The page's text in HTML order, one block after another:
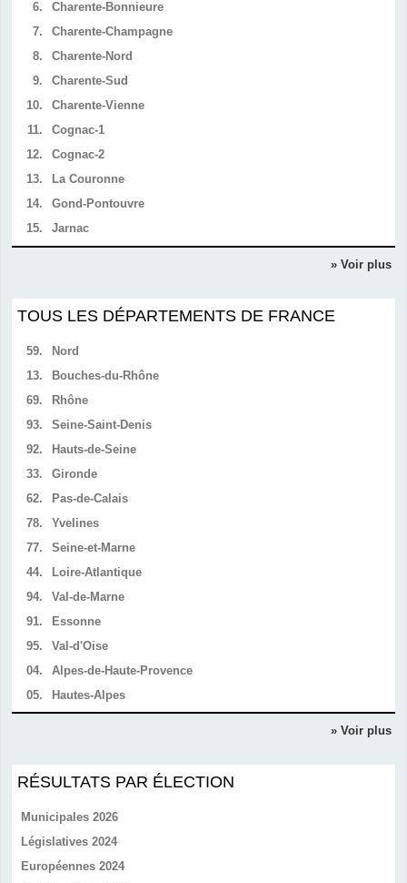
6.
Charente-Bonnieure
7.
Charente-Champagne
8.
Charente-Nord
9.
Charente-Sud
10.
Charente-Vienne
11.
Cognac-1
12.
Cognac-2
13.
La Couronne
14.
Gond-Pontouvre
15.
Jarnac
» Voir plus
TOUS LES DÉPARTEMENTS DE FRANCE
59.
Nord
13.
Bouches-du-Rhône
69.
Rhône
93.
Seine-Saint-Denis
92.
Hauts-de-Seine
33.
Gironde
62.
Pas-de-Calais
78.
Yvelines
77.
Seine-et-Marne
44.
Loire-Atlantique
94.
Val-de-Marne
91.
Essonne
95.
Val-d'Oise
04.
Alpes-de-Haute-Provence
05.
Hautes-Alpes
» Voir plus
RÉSULTATS PAR ÉLECTION
Municipales 2026
Législatives 2024
Européennes 2024